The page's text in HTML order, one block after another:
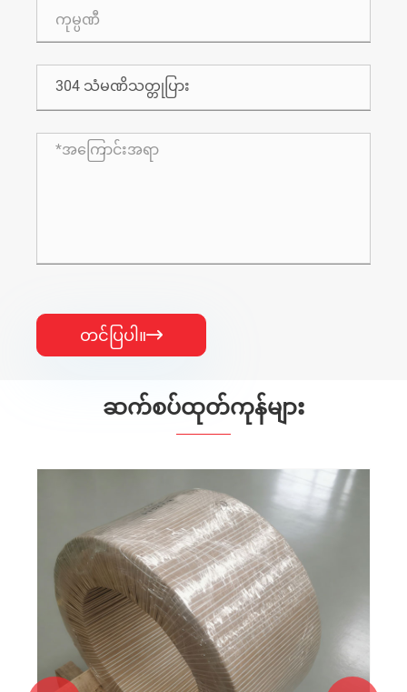
တင်ပြပါ။
ဆက်စပ်ထုတ်ကုန်များ